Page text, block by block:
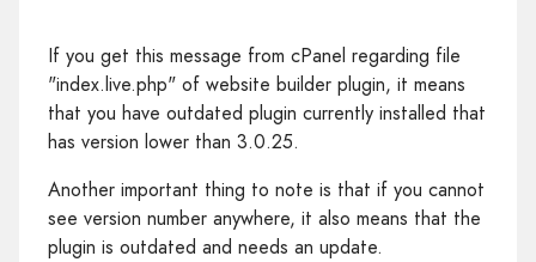
If you get this message from cPanel regarding file
"index.live.php" of website builder plugin, it means
that you have outdated plugin currently installed that
has version lower than 3.0.25.
Another important thing to note is that if you cannot
see version number anywhere, it also means that the
plugin is outdated and needs an update.